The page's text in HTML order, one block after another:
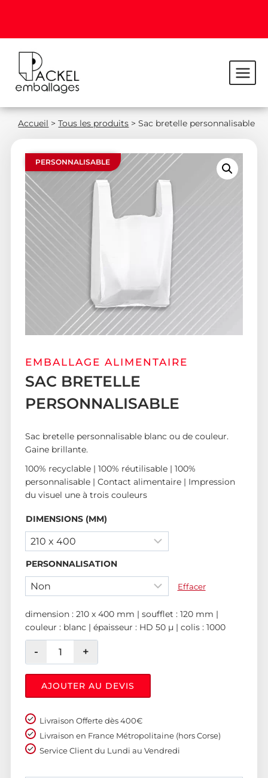
Accueil >Tous les produits >Sac bretelle personnalisable
PERSONNALISABLE
EMBALLAGE ALIMENTAIRE
SAC BRETELLE
PERSONNALISABLE
Sac bretelle personnalisable blanc ou de couleur.
Gaine brillante.
100% recyclable | 100% réutilisable | 100%
personnalisable | Contact alimentaire | Impression
du visuel une à trois couleurs
DIMENSIONS (MM)
PERSONNALISATION
Effacer
dimension : 210 x 400 mm | soufflet : 120 mm |
couleur : blanc | épaisseur : HD 50 µ | colis : 1000
AJOUTER AU DEVIS
Livraison Offerte dès 400€
Livraison en France Métropolitaine (hors Corse)
Service Client du Lundi au Vendredi